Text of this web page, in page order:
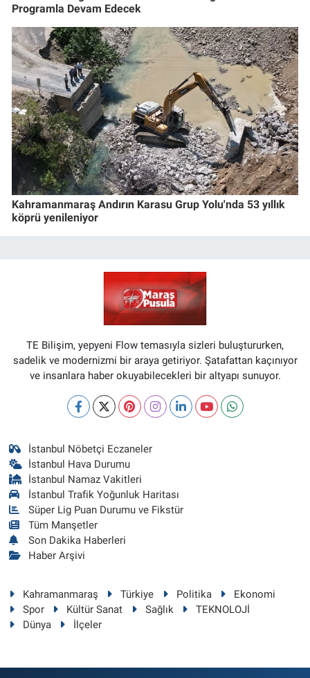
Programla Devam Edecek
Kahramanmaraş Andırın Karasu Grup Yolu'nda 53 yıllık
köprü yenileniyor
TE Bilişim, yepyeni Flow temasıyla sizleri buluştururken,
sadelik ve modernizmi bir araya getiriyor. Şatafattan kaçınıyor
ve insanlara haber okuyabilecekleri bir altyapı sunuyor.
İstanbul Nöbetçi Eczaneler
İstanbul Hava Durumu
İstanbul Namaz Vakitleri
İstanbul Trafik Yoğunluk Haritası
Süper Lig Puan Durumu ve Fikstür
Tüm Manşetler
Son Dakika Haberleri
Haber Arşivi
Kahramanmaraş Türkiye Politika
Ekonomi
Spor
Kültür Sanat Sağlık
TEKNOLOJİ
Dünya
İlçeler